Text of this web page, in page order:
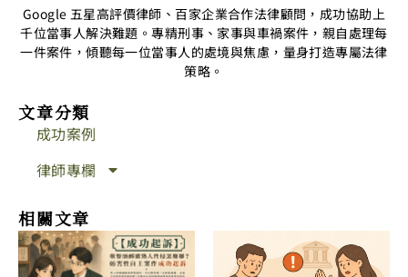
Google 五星高評價律師、百家企業合作法律顧問，成功協助上
千位當事人解決難題。專精刑事、家事與車禍案件，親自處理每
一件案件，傾聽每一位當事人的處境與焦慮，量身打造專屬法律
策略。
文章分類
成功案例
律師專欄
相關文章